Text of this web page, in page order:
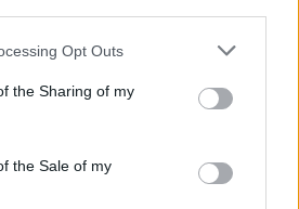
Opt Outs
the Sharing of my
the Sale of my